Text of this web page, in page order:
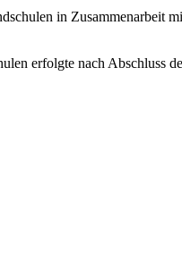
in Zusammenarbeit
erfolgte nach Abschluss